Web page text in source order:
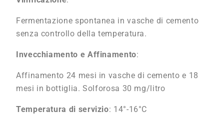
Fermentazione spontanea in vasche di cemento
senza controllo della temperatura.
Invecchiamento e Affinamento:
Affinamento 24 mesi in vasche di cemento e 18
mesi in bottiglia. Solforosa 30 mg/litro
Temperatura di servizio: 14°-16°C